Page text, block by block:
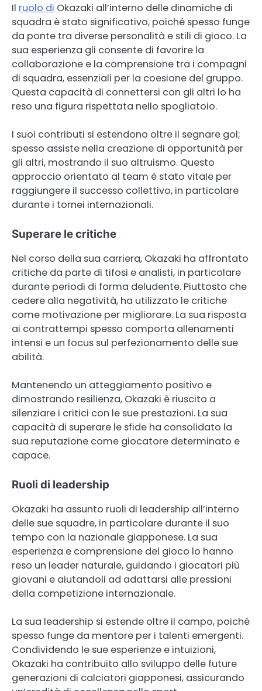
Il ruolo di Okazaki all’interno delle dinamiche di
squadra è stato significativo, poiché spesso funge
da ponte tra diverse personalità e stili di gioco. La
sua esperienza gli consente di favorire la
collaborazione e la comprensione tra i compagni
di squadra, essenziali per la coesione del gruppo.
Questa capacità di connettersi con gli altri lo ha
reso una figura rispettata nello spogliatoio.
I suoi contributi si estendono oltre il segnare gol;
spesso assiste nella creazione di opportunità per
gli altri, mostrando il suo altruismo. Questo
approccio orientato al team è stato vitale per
raggiungere il successo collettivo, in particolare
durante i tornei internazionali.
Superare le critiche
Nel corso della sua carriera, Okazaki ha affrontato
critiche da parte di tifosi e analisti, in particolare
durante periodi di forma deludente. Piuttosto che
cedere alla negatività, ha utilizzato le critiche
come motivazione per migliorare. La sua risposta
ai contrattempi spesso comporta allenamenti
intensi e un focus sul perfezionamento delle sue
abilità.
Mantenendo un atteggiamento positivo e
dimostrando resilienza, Okazaki è riuscito a
silenziare i critici con le sue prestazioni. La sua
capacità di superare le sfide ha consolidato la
sua reputazione come giocatore determinato e
capace.
Ruoli di leadership
Okazaki ha assunto ruoli di leadership all’interno
delle sue squadre, in particolare durante il suo
tempo con la nazionale giapponese. La sua
esperienza e comprensione del gioco lo hanno
reso un leader naturale, guidando i giocatori più
giovani e aiutandoli ad adattarsi alle pressioni
della competizione internazionale.
La sua leadership si estende oltre il campo, poiché
spesso funge da mentore per i talenti emergenti.
Condividendo le sue esperienze e intuizioni,
Okazaki ha contribuito allo sviluppo delle future
generazioni di calciatori giapponesi, assicurando